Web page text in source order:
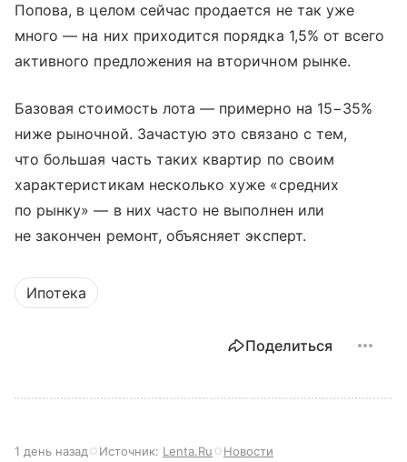
Попова, в целом сейчас продается не так уже
много — на них приходится порядка 1,5% от всего
активного предложения на вторичном рынке.
Базовая стоимость лота — примерно на 15−35%
ниже рыночной. Зачастую это связано с тем,
что большая часть таких квартир по своим
характеристикам несколько хуже «средних
по рынку» — в них часто не выполнен или
не закончен ремонт, объясняет эксперт.
Ипотека
Поделиться
1 день назад Источник: Lenta.Ru Новости